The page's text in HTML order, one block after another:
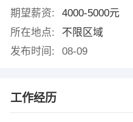
期望薪资:
4000-5000元
所在地点:
不限区域
发布时间:
08-09
工作经历